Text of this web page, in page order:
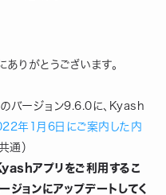
りがとうございます。
バージョン9.6.0に、Kyash
年1月6日にご案内した内
通）
アプリをご利用するこ
ジョンにアップデートしてく